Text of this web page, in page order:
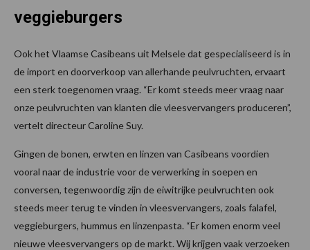
veggieburgers
Ook het Vlaamse Casibeans uit Melsele dat gespecialiseerd is in
de import en doorverkoop van allerhande peulvruchten, ervaart
een sterk toegenomen vraag. “Er komt steeds meer vraag naar
onze peulvruchten van klanten die vleesvervangers produceren”,
vertelt directeur Caroline Suy.
Gingen de bonen, erwten en linzen van Casibeans voordien
vooral naar de industrie voor de verwerking in soepen en
conversen, tegenwoordig zijn de eiwitrijke peulvruchten ook
steeds meer terug te vinden in vleesvervangers, zoals falafel,
veggieburgers, hummus en linzenpasta. “Er komen enorm veel
nieuwe vleesvervangers op de markt. Wij krijgen vaak verzoeken